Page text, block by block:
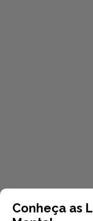
Conheça as